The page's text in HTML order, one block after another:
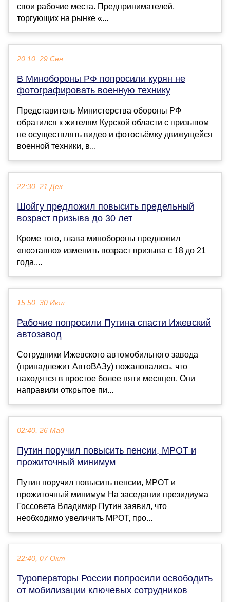
свои рабочие места. Предпринимателей,
торгующих на рынке «...
20:10, 29 Сен
В Минобороны РФ попросили курян не
фотографировать военную технику
Представитель Министерства обороны РФ
обратился к жителям Курской области с призывом
не осуществлять видео и фотосъёмку движущейся
военной техники, в...
22:30, 21 Дек
Шойгу предложил повысить предельный
возраст призыва до 30 лет
Кроме того, глава минобороны предложил
«поэтапно» изменить возраст призыва с 18 до 21
года....
15:50, 30 Июл
Рабочие попросили Путина спасти Ижевский
автозавод
Сотрудники Ижевского автомобильного завода
(принадлежит АвтоВАЗу) пожаловались, что
находятся в простое более пяти месяцев. Они
направили открытое пи...
02:40, 26 Май
Путин поручил повысить пенсии, МРОТ и
прожиточный минимум
Путин поручил повысить пенсии, МРОТ и
прожиточный минимум На заседании президиума
Госсовета Владимир Путин заявил, что
необходимо увеличить МРОТ, про...
22:40, 07 Окт
Туроператоры России попросили освободить
от мобилизации ключевых сотрудников